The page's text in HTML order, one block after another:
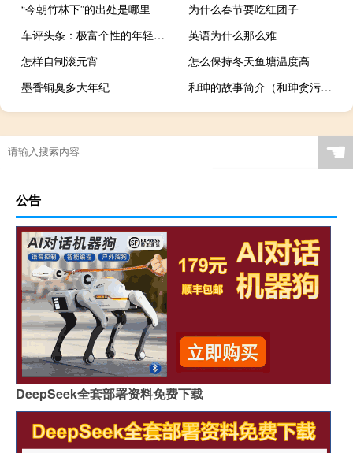
“今朝竹林下”的出处是哪里
为什么春节要吃红团子
车评头条：极富个性的年轻化座驾 试驾江淮嘉悦X4
英语为什么那么难
怎样自制滚元宵
怎么保持冬天鱼塘温度高
墨香铜臭多大年纪
和珅的故事简介（和珅贪污的故事）
☚
公告
DeepSeek全套部署资料免费下载